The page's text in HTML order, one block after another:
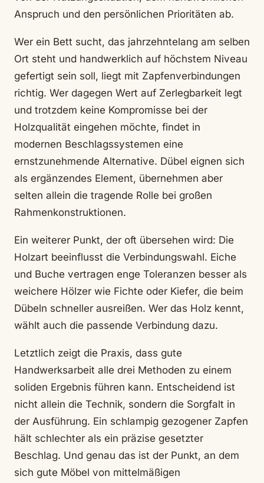
Anspruch und den persönlichen Prioritäten ab.
Wer ein Bett sucht, das jahrzehntelang am selben
Ort steht und handwerklich auf höchstem Niveau
gefertigt sein soll, liegt mit Zapfenverbindungen
richtig. Wer dagegen Wert auf Zerlegbarkeit legt
und trotzdem keine Kompromisse bei der
Holzqualität eingehen möchte, findet in
modernen Beschlagssystemen eine
ernstzunehmende Alternative. Dübel eignen sich
als ergänzendes Element, übernehmen aber
selten allein die tragende Rolle bei großen
Rahmenkonstruktionen.
Ein weiterer Punkt, der oft übersehen wird: Die
Holzart beeinflusst die Verbindungswahl. Eiche
und Buche vertragen enge Toleranzen besser als
weichere Hölzer wie Fichte oder Kiefer, die beim
Dübeln schneller ausreißen. Wer das Holz kennt,
wählt auch die passende Verbindung dazu.
Letztlich zeigt die Praxis, dass gute
Handwerksarbeit alle drei Methoden zu einem
soliden Ergebnis führen kann. Entscheidend ist
nicht allein die Technik, sondern die Sorgfalt in
der Ausführung. Ein schlampig gezogener Zapfen
hält schlechter als ein präzise gesetzter
Beschlag. Und genau das ist der Punkt, an dem
sich gute Möbel von mittelmäßigen